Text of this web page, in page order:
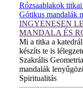
Rózsaablakok
Gótikus mandalák
INGYENESEN
MANDALA ÉS
Mi a titka a
készíts te is
Szakrális
mandalák
Spiritualitás